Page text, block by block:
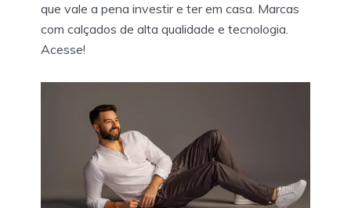
que vale a pena investir e ter em casa. Marcas
com calçados de alta qualidade e tecnologia.
Acesse!